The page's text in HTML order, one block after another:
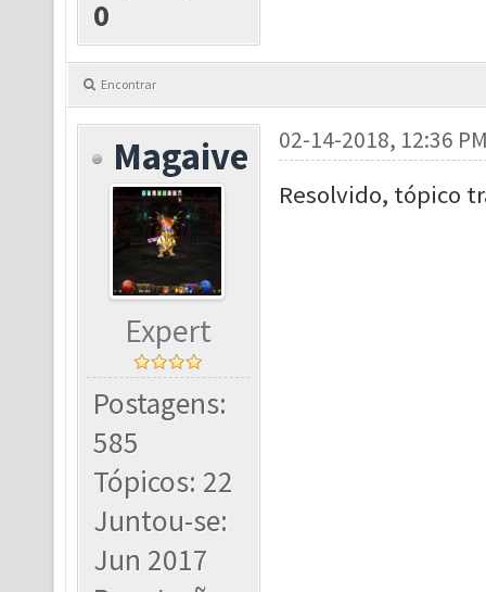
0
Encontrar
Magaive
Expert
Postagens:
585
Tópicos: 22
Juntou-se:
Jun 2017
02-14-2018, 12:36
Resolvido, tópico